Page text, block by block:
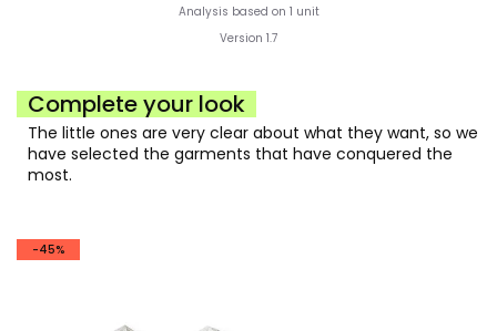
Complete your look
The little ones are very clear about what they want, so we
have selected the garments that have conquered the
most.
-45%